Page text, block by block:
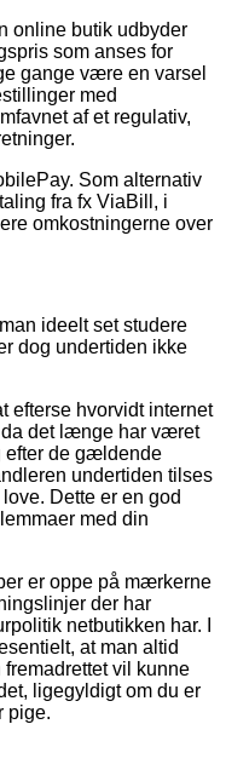
online butik udbyder
som anses for
gange være en varsel
med
af et regulativ,
Som alternativ
fra fx ViaBill, i
omkostningerne over
ideelt set studere
dog undertiden ikke
efterse hvorvidt internet
det længe har været
efter de gældende
undertiden tilses
Dette er en god
med din
er oppe på mærkerne
der har
netbutikken har. I
at man altid
vil kunne
ligegyldigt om du er
pige.